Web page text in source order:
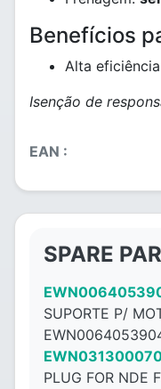
Benefícios
Alta
Isenção de
EAN :
SPARE
SUPORTE P/
PLUG FOR NDE